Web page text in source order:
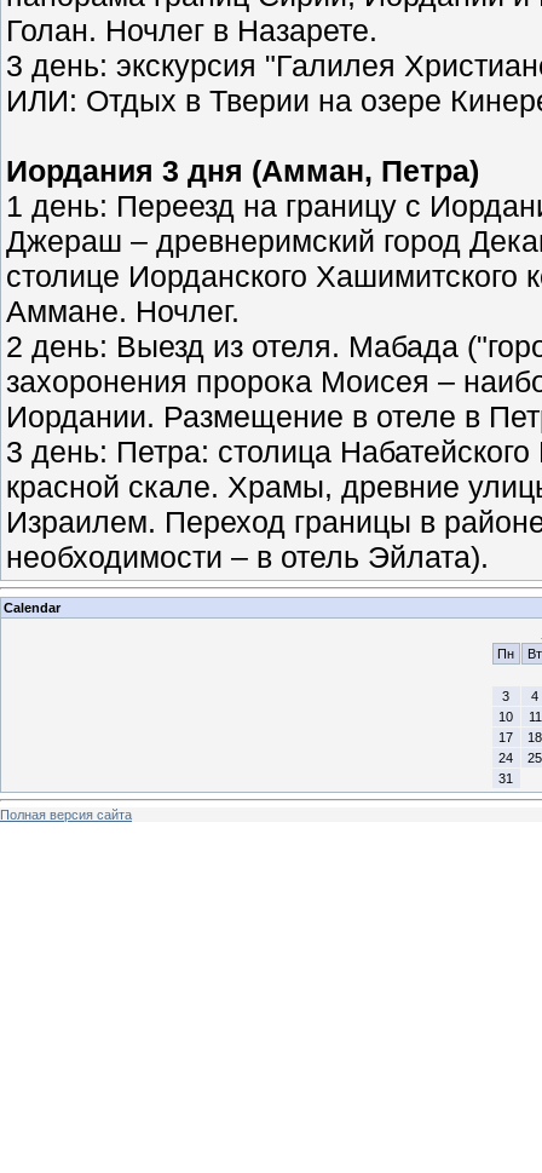
Голан. Ночлег в Назарете.
3 день: экскурсия "Галилея
ИЛИ: Отдых в Тверии на озере
Иордания 3 дня (Амман, Петра)
1 день: Переезд на границу с
Джераш – древнеримский город
столице Иорданского Хашимитского
Аммане. Ночлег.
2 день: Выезд из отеля. Мабада
захоронения пророка Моисея –
Иордании. Размещение в отеле в
3 день: Петра: столица
красной скале. Храмы, древние
Израилем. Переход границы в
необходимости – в отель Эйлата).
Calendar
Пн
Вт
3
4
10
11
17
18
24
25
31
Полная версия сайта